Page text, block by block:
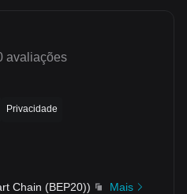
avaliações
Privacidade
Chain (BEP20))
Mais